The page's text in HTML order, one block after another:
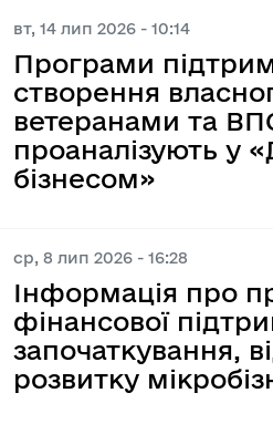
вт, 14 лип 2026 - 10:14
Програми
створення
ветеранами та
проаналізують у
бізнесом»
ср, 8 лип 2026 - 16:28
Інформація про
фінансової
започаткування,
розвитку